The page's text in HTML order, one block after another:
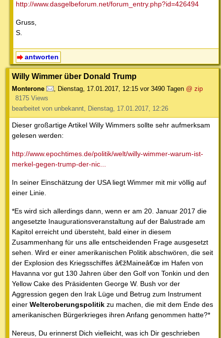
http://www.dasgelbeforum.net/forum_entry.php?id=426494
Gruss,
S.
antworten
Willy Wimmer über Donald Trump
Monterone , Dienstag, 17.01.2017, 12:15 vor 3490 Tagen @ zip
8175 Views
bearbeitet von unbekannt, Dienstag, 17.01.2017, 12:26
Dieser großartige Artikel Willy Wimmers sollte sehr aufmerksam
gelesen werden:
http://www.epochtimes.de/politik/welt/willy-wimmer-warum-ist-
merkel-gegen-trump-der-nic...
In seiner Einschätzung der USA liegt Wimmer mit mir völlig auf
einer Linie.
*Es wird sich allerdings dann, wenn er am 20. Januar 2017 die
angesetzte Inaugurationsveranstaltung auf der Balustrade am
Kapitol erreicht und übersteht, bald einer in diesem
Zusammenhang für uns alle entscheidenden Frage ausgesetzt
sehen. Wird er einer amerikanischen Politik abschwören, die seit
der Explosion des Kriegsschiffes â€žMaineâ€œ im Hafen von
Havanna vor gut 130 Jahren über den Golf von Tonkin und den
Yellow Cake des Präsidenten George W. Bush vor der
Aggression gegen den Irak Lüge und Betrug zum Instrument
einer Welteroberungspolitik zu machen, die mit dem Ende des
amerikanischen Bürgerkrieges ihren Anfang genommen hatte?*
Nereus, Du erinnerst Dich vielleicht, was ich Dir geschrieben